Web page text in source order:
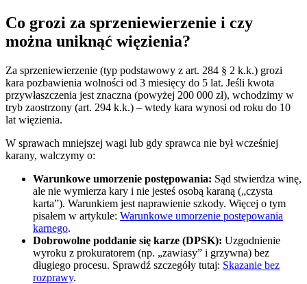
Co grozi za sprzeniewierzenie i czy
można uniknąć więzienia?
Za sprzeniewierzenie (typ podstawowy z art. 284 § 2 k.k.) grozi
kara pozbawienia wolności od 3 miesięcy do 5 lat. Jeśli kwota
przywłaszczenia jest znaczna (powyżej 200 000 zł), wchodzimy w
tryb zaostrzony (art. 294 k.k.) – wtedy kara wynosi od roku do 10
lat więzienia.
W sprawach mniejszej wagi lub gdy sprawca nie był wcześniej
karany, walczymy o:
Warunkowe umorzenie postępowania: Sąd stwierdza winę,
ale nie wymierza kary i nie jesteś osobą karaną („czysta
karta”). Warunkiem jest naprawienie szkody. Więcej o tym
pisałem w artykule: Warunkowe umorzenie postępowania
karnego.
Dobrowolne poddanie się karze (DPSK): Uzgodnienie
wyroku z prokuratorem (np. „zawiasy” i grzywna) bez
długiego procesu. Sprawdź szczegóły tutaj: Skazanie bez
rozprawy.